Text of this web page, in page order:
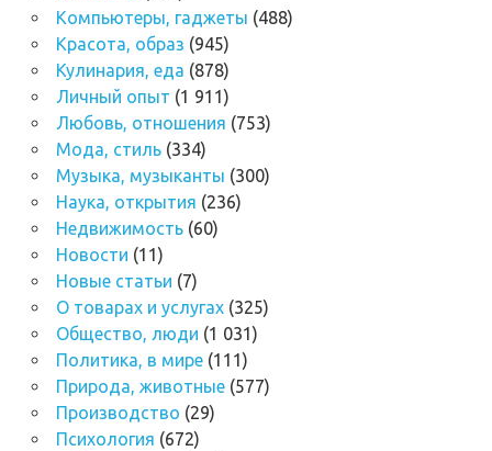
Компьютеры, гаджеты (488)
Красота, образ (945)
Кулинария, еда (878)
Личный опыт (1 911)
Любовь, отношения (753)
Мода, стиль(334)
Музыка, музыканты (300)
Наука, открытия (236)
Недвижимость(60)
Новости (11)
Новые статьи (7)
О товарах и услугах(325)
Общество, люди (1 031)
Политика, в мире(111)
Природа, животные(577)
Производство (29)
Психология (672)